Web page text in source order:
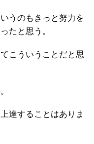
うのもきっと努力を
たと思う。
こういうことだと思
達することはありま